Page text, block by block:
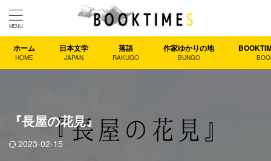
ホーム
HOME
日本文学
JAPAN
落語
RAKUGO
作家ゆかりの地
BUNGO
『長屋の花見』
2023-02-15